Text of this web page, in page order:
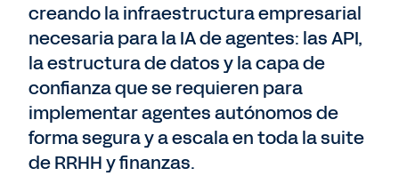
creando la infraestructura empresarial
necesaria para la IA de agentes: las API,
la estructura de datos y la capa de
confianza que se requieren para
implementar agentes autónomos de
forma segura y a escala en toda la suite
de RRHH y finanzas.